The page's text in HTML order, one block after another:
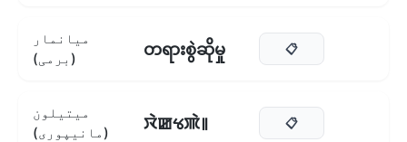
میانمار
(برمی)
တရားစွဲဆိုမှု 📋
میتیلون
(مانیپوری)
ꯋꯥꯀꯠꯄꯥ꯫ 📋